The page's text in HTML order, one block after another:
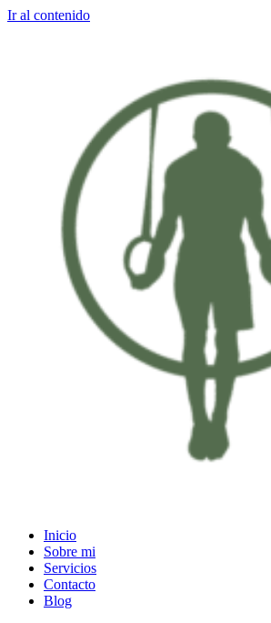
Ir al contenido
Inicio
Sobre mi
Servicios
Contacto
Blog